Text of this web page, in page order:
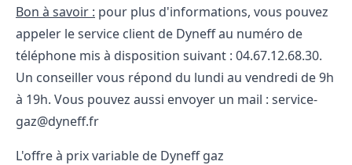
Bon à savoir : pour plus d'informations, vous pouvez
appeler le service client de Dyneffau numéro de
téléphone mis à disposition suivant : 04.67.12.68.30.
Un conseiller vous répond du lundi au vendredi de 9h
à 19h. Vous pouvez aussi envoyer un mail : service-
gaz@dyneff.fr
L'offre à prix variable de Dyneff gaz